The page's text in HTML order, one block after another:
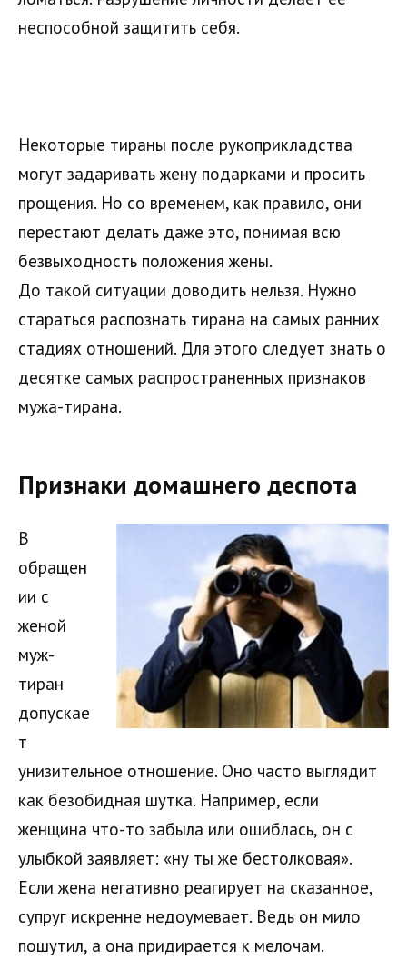
неспособной защитить себя.
Некоторые тираны после рукоприкладства
могут задаривать жену подарками и просить
прощения. Но со временем, как правило, они
перестают делать даже это, понимая всю
безвыходность положения жены.
До такой ситуации доводить нельзя. Нужно
стараться распознать тирана на самых ранних
стадиях отношений. Для этого следует знать о
десятке самых распространенных признаков
мужа-тирана.
Признаки домашнего деспота
В
обращен
ии с
женой
муж-
тиран
допускае
т
унизительное отношение. Оно часто выглядит
как безобидная шутка. Например, если
женщина что-то забыла или ошиблась, он с
улыбкой заявляет: «ну ты же бестолковая».
Если жена негативно реагирует на сказанное,
супруг искренне недоумевает. Ведь он мило
пошутил, а она придирается к мелочам.